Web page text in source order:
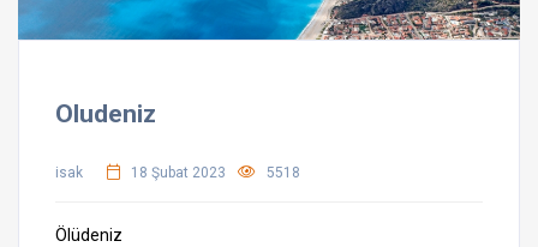
Oludeniz
isak 18 Şubat 2023 5518
Ölüdeniz